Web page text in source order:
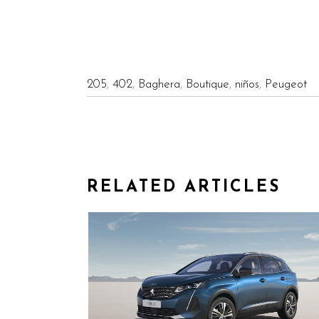
205, 402, Baghera, Boutique, niños, Peugeot
RELATED ARTICLES